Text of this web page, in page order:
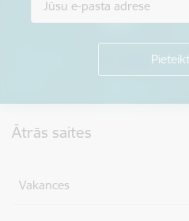
Ātrās saites
Vakances